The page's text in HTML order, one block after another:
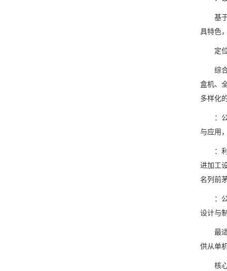
基于
具特色
定位
综合
盒机、
多样化
：公
与应用
：利
进加工
名列前
：公
设计与
最适
供从单
核心